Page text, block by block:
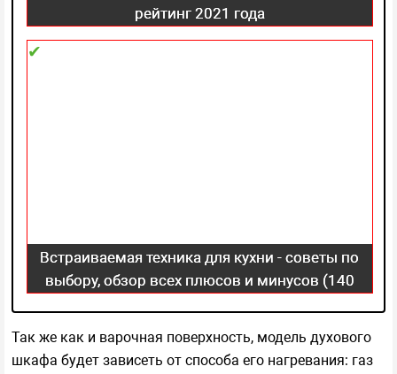
рейтинг 2021 года
Встраиваемая техника для кухни - советы по
выбору, обзор всех плюсов и минусов (140
Так же как и варочная поверхность, модель духового
шкафа будет зависеть от способа его нагревания: газ